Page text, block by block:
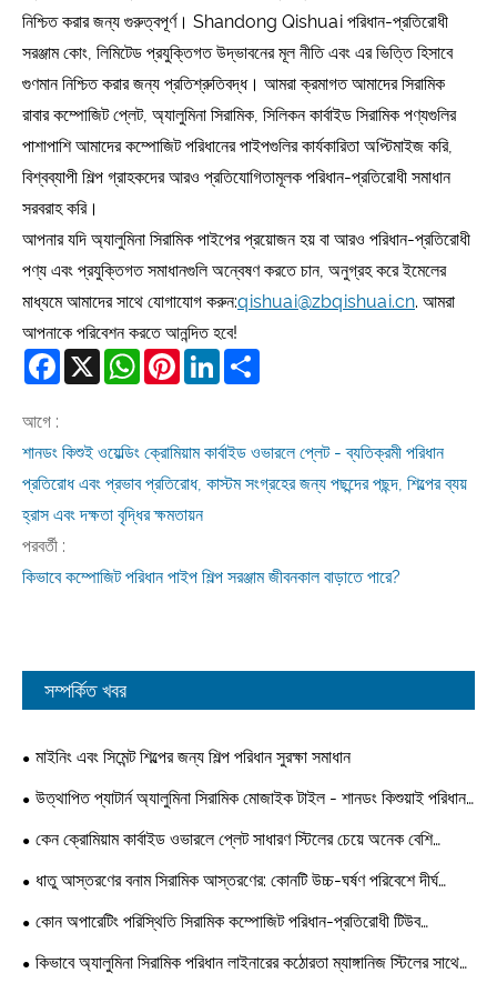
নিশ্চিত করার জন্য গুরুত্বপূর্ণ। Shandong Qishuai পরিধান-প্রতিরোধী
সরঞ্জাম কোং, লিমিটেড প্রযুক্তিগত উদ্ভাবনের মূল নীতি এবং এর ভিত্তি হিসাবে
গুণমান নিশ্চিত করার জন্য প্রতিশ্রুতিবদ্ধ। আমরা ক্রমাগত আমাদের সিরামিক
রাবার কম্পোজিট প্লেট, অ্যালুমিনা সিরামিক, সিলিকন কার্বাইড সিরামিক পণ্যগুলির
পাশাপাশি আমাদের কম্পোজিট পরিধানের পাইপগুলির কার্যকারিতা অপ্টিমাইজ করি,
বিশ্বব্যাপী শিল্প গ্রাহকদের আরও প্রতিযোগিতামূলক পরিধান-প্রতিরোধী সমাধান
সরবরাহ করি।
আপনার যদি অ্যালুমিনা সিরামিক পাইপের প্রয়োজন হয় বা আরও পরিধান-প্রতিরোধী
পণ্য এবং প্রযুক্তিগত সমাধানগুলি অন্বেষণ করতে চান, অনুগ্রহ করে ইমেলের
মাধ্যমে আমাদের সাথে যোগাযোগ করুন:qishuai@zbqishuai.cn. আমরা
আপনাকে পরিবেশন করতে আনন্দিত হবে!
Facebook
X WhatsAppPinterestLinkedIn
আগে :
শানডং কিশুই ওয়েল্ডিং ক্রোমিয়াম কার্বাইড ওভারলে প্লেট - ব্যতিক্রমী পরিধান
প্রতিরোধ এবং প্রভাব প্রতিরোধ, কাস্টম সংগ্রহের জন্য পছন্দের পছন্দ, শিল্পের ব্যয়
হ্রাস এবং দক্ষতা বৃদ্ধির ক্ষমতায়ন
পরবর্তী :
কিভাবে কম্পোজিট পরিধান পাইপ শিল্প সরঞ্জাম জীবনকাল বাড়াতে পারে?
সম্পর্কিত খবর
মাইনিং এবং সিমেন্ট শিল্পের জন্য শিল্প পরিধান সুরক্ষা সমাধান
উত্থাপিত প্যাটার্ন অ্যালুমিনা সিরামিক মোজাইক টাইল - শানডং কিশুয়াই পরিধান
প্রতিরোধী সরঞ্জাম থেকে একটি ব্যবহারিক পরিধান সমাধান
কেন ক্রোমিয়াম কার্বাইড ওভারলে প্লেট সাধারণ স্টিলের চেয়ে অনেক বেশি
পরিধান-প্রতিরোধী?
ধাতু আস্তরণের বনাম সিরামিক আস্তরণের: কোনটি উচ্চ-ঘর্ষণ পরিবেশে দীর্ঘ
পরিষেবা জীবন অফার করে?
কোন অপারেটিং পরিস্থিতি সিরামিক কম্পোজিট পরিধান-প্রতিরোধী টিউব
ব্যবহারের জন্য উপযুক্ত নয়?
কিভাবে অ্যালুমিনা সিরামিক পরিধান লাইনারের কঠোরতা ম্যাঙ্গানিজ স্টিলের সাথে